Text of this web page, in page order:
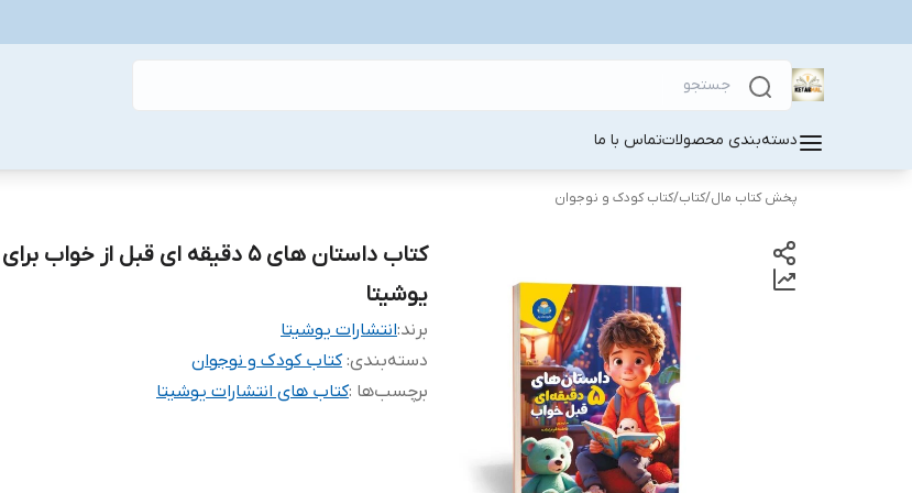
دسته‌بندی محصولاتتماس با ما
پخش کتاب مال/کتاب/کتاب کودک و نوجوان
کتاب داستان های 5 دقیقه ای قبل از
یوشیتا
برند:انتشارات یوشیتا
دسته‌بندی:کتاب کودک و نوجوان
برچسب‌ها :کتاب های انتشارات یوشیتا